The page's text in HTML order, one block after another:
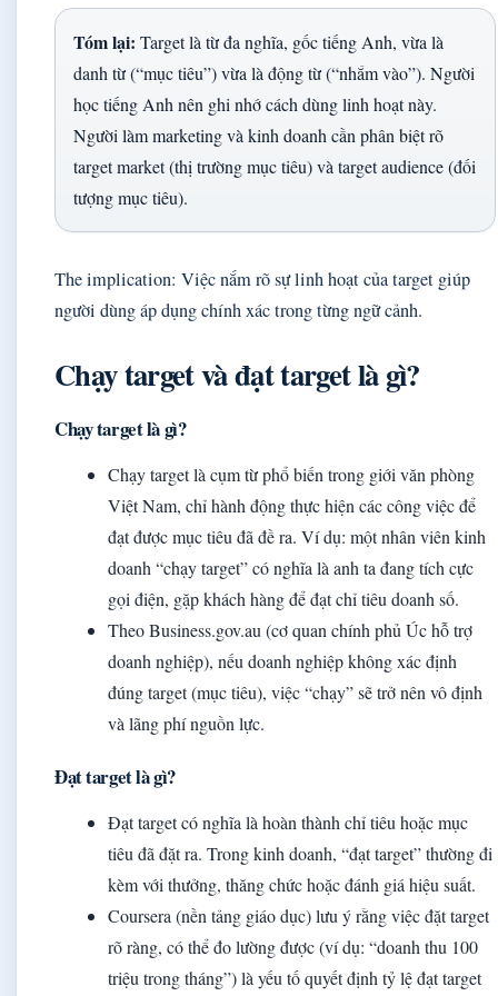
Tóm lại: Target là từ đa nghĩa, gốc tiếng Anh, vừa là
danh từ (“mục tiêu”) vừa là động từ (“nhắm vào”). Người
học tiếng Anh nên ghi nhớ cách dùng linh hoạt này.
Người làm marketing và kinh doanh cần phân biệt rõ
target market (thị trường mục tiêu) và target audience (đối
tượng mục tiêu).
The implication: Việc nắm rõ sự linh hoạt của target giúp
người dùng áp dụng chính xác trong từng ngữ cảnh.
Chạy target và đạt target là gì?
Chạy target là gì?
Chạy target là cụm từ phổ biến trong giới văn phòng
Việt Nam, chỉ hành động thực hiện các công việc để
đạt được mục tiêu đã đề ra. Ví dụ: một nhân viên kinh
doanh “chạy target” có nghĩa là anh ta đang tích cực
gọi điện, gặp khách hàng để đạt chỉ tiêu doanh số.
Theo Business.gov.au (cơ quan chính phủ Úc hỗ trợ
doanh nghiệp), nếu doanh nghiệp không xác định
đúng target (mục tiêu), việc “chạy” sẽ trở nên vô định
và lãng phí nguồn lực.
Đạt target là gì?
Đạt target có nghĩa là hoàn thành chỉ tiêu hoặc mục
tiêu đã đặt ra. Trong kinh doanh, “đạt target” thường đi
kèm với thưởng, thăng chức hoặc đánh giá hiệu suất.
Coursera (nền tảng giáo dục) lưu ý rằng việc đặt target
rõ ràng, có thể đo lường được (ví dụ: “doanh thu 100
triệu trong tháng”) là yếu tố quyết định tỷ lệ đạt target